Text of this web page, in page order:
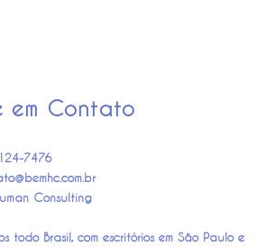
em Contato
7476
Consulting
todo Brasil, com escritórios em São Paulo e